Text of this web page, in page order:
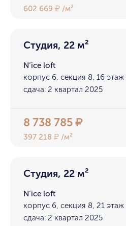
602 669₽ /м²
Студия, 22 м²
N’ice loft
корпус 6, секция 8, 16 этаж
сдача: 2 квартал 2025
8 738 785₽
397 218₽ /м²
Студия, 22 м²
N’ice loft
корпус 6, секция 8, 21 этаж
сдача: 2 квартал 2025